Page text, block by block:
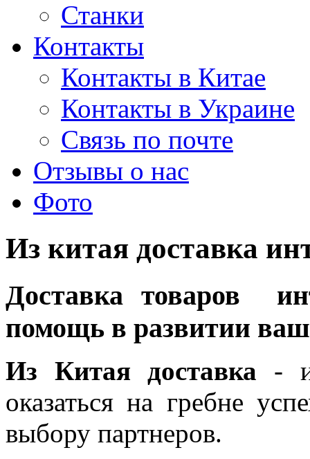
Станки
Контакты
Контакты в Китае
Контакты в Украине
Связь по почте
Отзывы о нас
Фото
Из китая доставка
Доставка товаров
помощь в развитии
Из Китая доставка -
оказаться на гребне
выбору партнеров.